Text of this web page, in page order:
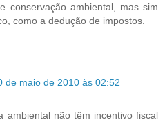
conservação ambiental, mas sim
como a dedução de impostos.
de maio de 2010 às 02:52
ambiental não têm incentivo fiscal